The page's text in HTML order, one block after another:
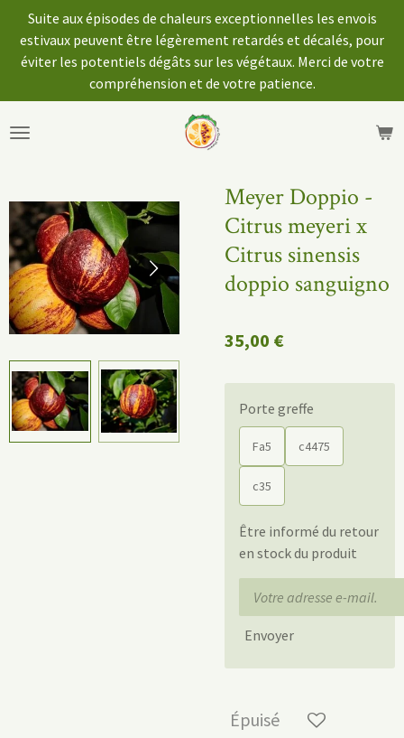
Passer
au
contenu
Suite aux épisodes de chaleurs exceptionnelles les envois
estivaux peuvent être légèrement retardés et décalés, pour
éviter les potentiels dégâts sur les végétaux. Merci de votre
compréhension et de votre patience.
Meyer Doppio -
Citrus meyeri x
Citrus sinensis
doppio sanguigno
35,00 €
Porte greffe
Fa5 c4475
c35
Être informé du retour
en stock du produit
Envoyer
Épuisé